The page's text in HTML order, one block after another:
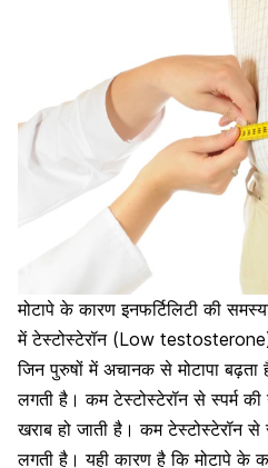
मोटापे के कारण इनफर्टिलिटी की
में टेस्टोस्टेरॉन (Low
जिन पुरुषों में अचानक से मोटापा
लगती है। कम टेस्टोस्टेरॉन से स्पर्म
खराब हो जाती है। कम टेस्टोस्टेरॉन
लगती है। यही कारण है कि मोटापे के